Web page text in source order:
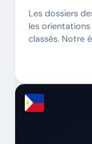
Les dossiers
les
classés. Notre